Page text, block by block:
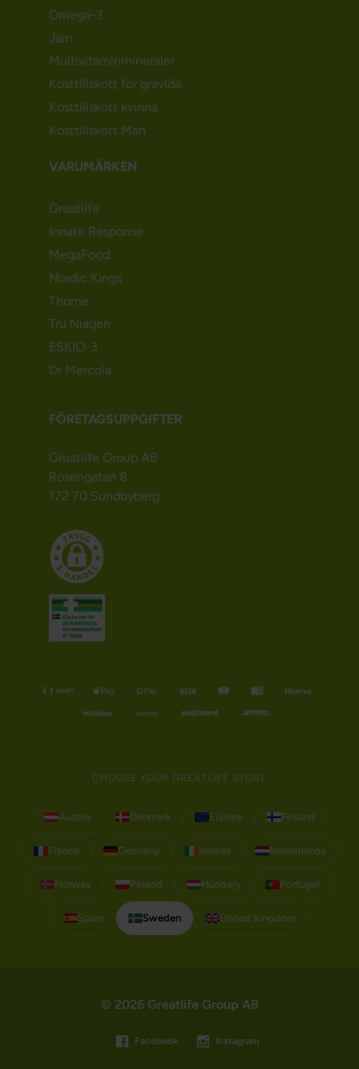
Omega-3
Järn
Multivitaminmineraler
Kosttillskott för gravida
Kosttillskott kvinna
Kosttillskott Man
VARUMÄRKEN
Greatlife
Innate Response
MegaFood
Nordic Kings
Thorne
Tru Niagen
ESKIO-3
Dr Mercola
FÖRETAGSUPPGIFTER
Greatlife Group AB
Rosengatan 8
172 70 Sundbyberg
CHOOSE YOUR GREATLIFE STORE
Austria Denmark Europe Finland
France Germany Ireland Netherlands
Norway Poland Hungary Portugal
Spain Sweden United Kingdom
© 2026 Greatlife Group AB
Facebook Instagram